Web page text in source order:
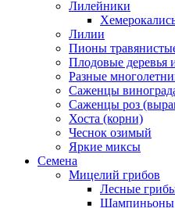
Лилейники
Лилии
Пионы
Плодовые деревья
Разные
Саженцы
Саженцы роз
Хоста (корни)
Чеснок озимый
Яркие миксы
Семена
Мицелий грибов
Лесные
Шампиньоны